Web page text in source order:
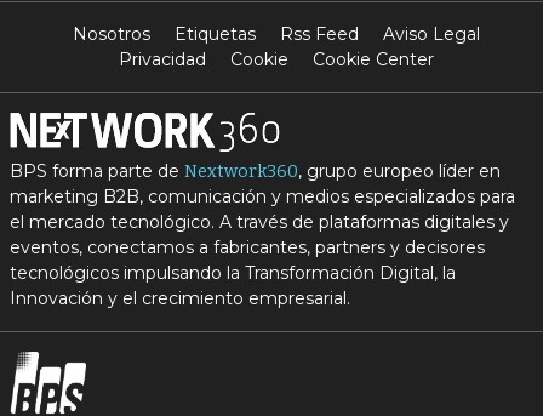
Nosotros Etiquetas Rss Feed
Aviso Legal
Privacidad
Cookie Cookie Center
BPS forma parte de Nextwork360, grupo europeo líder en
marketing B2B, comunicación y medios especializados para
el mercado tecnológico. A través de plataformas digitales y
eventos, conectamos a fabricantes, partners y decisores
tecnológicos impulsando la Transformación Digital, la
Innovación y el crecimiento empresarial.